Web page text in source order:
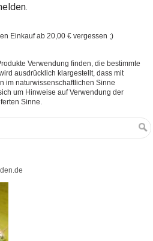
Einkauf ab 20,00 € vergessen ;)
Verwendung finden, die bestimmte
ausdrücklich klargestellt, dass mit
im naturwissenschaftlichen Sinne
um Hinweise auf Verwendung der
Sinne.